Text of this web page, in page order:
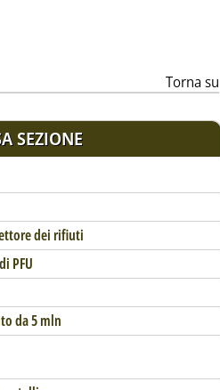
Torna su
SEZIONE
dei rifiuti
PFU
da 5 mln